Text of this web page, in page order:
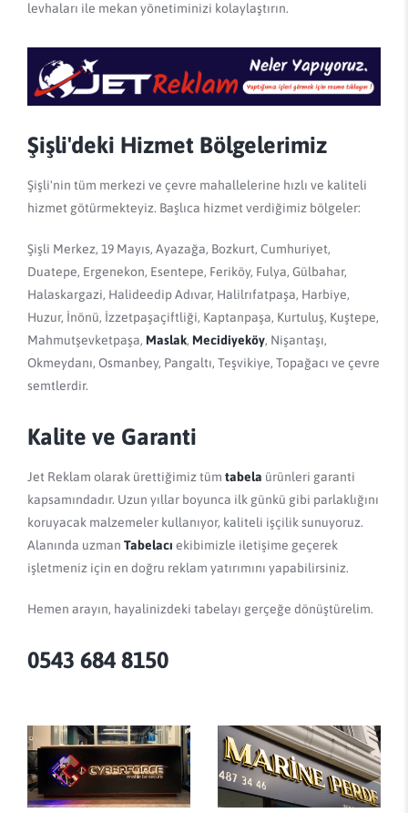
levhaları ile mekan yönetiminizi kolaylaştırın.
Şişli'deki Hizmet Bölgelerimiz
Şişli'nin tüm merkezi ve çevre mahallelerine hızlı ve kaliteli
hizmet götürmekteyiz. Başlıca hizmet verdiğimiz bölgeler:
Şişli Merkez, 19 Mayıs, Ayazağa, Bozkurt, Cumhuriyet,
Duatepe, Ergenekon, Esentepe, Feriköy, Fulya, Gülbahar,
Halaskargazi, Halideedip Adıvar, Halilrıfatpaşa, Harbiye,
Huzur, İnönü, İzzetpaşaçiftliği, Kaptanpaşa, Kurtuluş, Kuştepe,
Mahmutşevketpaşa, Maslak, Mecidiyeköy, Nişantaşı,
Okmeydanı, Osmanbey, Pangaltı, Teşvikiye, Topağacı ve çevre
semtlerdir.
Kalite ve Garanti
Jet Reklam olarak ürettiğimiz tüm tabela ürünleri garanti
kapsamındadır. Uzun yıllar boyunca ilk günkü gibi parlaklığını
koruyacak malzemeler kullanıyor, kaliteli işçilik sunuyoruz.
Alanında uzman Tabelacı ekibimizle iletişime geçerek
işletmeniz için en doğru reklam yatırımını yapabilirsiniz.
Hemen arayın, hayalinizdeki tabelayı gerçeğe dönüştürelim.
0543 684 8150